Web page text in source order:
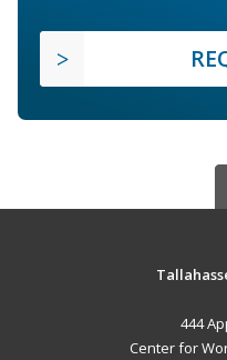
444
Center for